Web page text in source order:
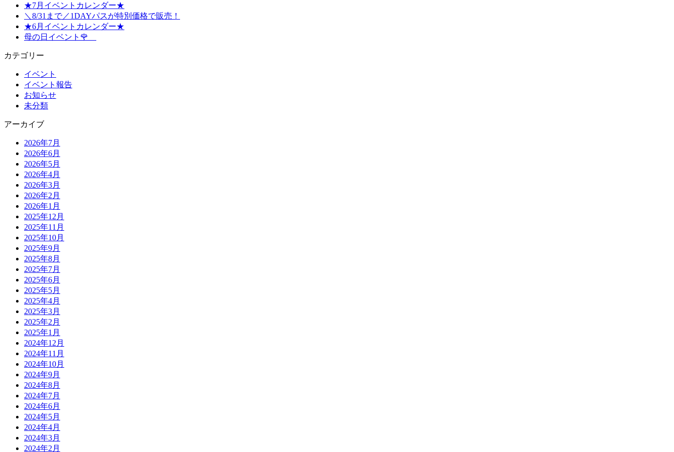
★7月イベントカレンダー★
＼8/31まで／1DAYパスが特別価格で販売！
★6月イベントカレンダー★
母の日イベント🌹
カテゴリー
イベント
イベント報告
お知らせ
未分類
アーカイブ
2026年7月
2026年6月
2026年5月
2026年4月
2026年3月
2026年2月
2026年1月
2025年12月
2025年11月
2025年10月
2025年9月
2025年8月
2025年7月
2025年6月
2025年5月
2025年4月
2025年3月
2025年2月
2025年1月
2024年12月
2024年11月
2024年10月
2024年9月
2024年8月
2024年7月
2024年6月
2024年5月
2024年4月
2024年3月
2024年2月